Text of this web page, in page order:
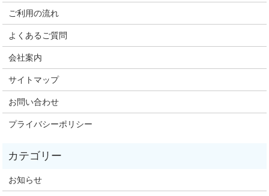
ご利用の流れ
よくあるご質問
会社案内
サイトマップ
お問い合わせ
プライバシーポリシー
お知らせ